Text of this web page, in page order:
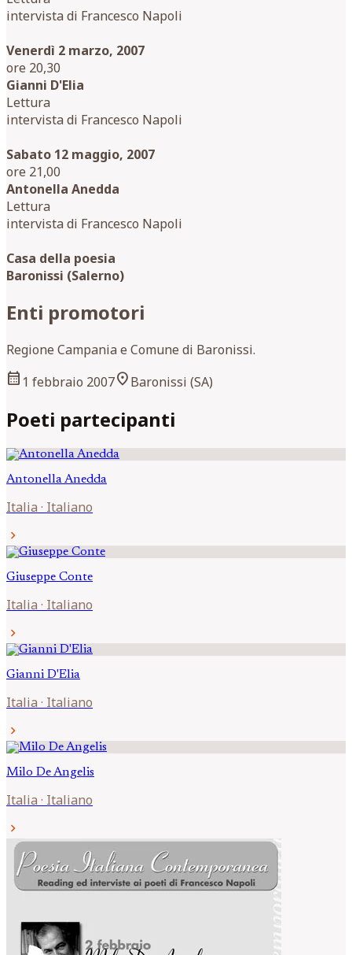
intervista di Francesco Napoli
Venerdì 2 marzo, 2007
ore 20,30
Gianni D'Elia
Lettura
intervista di Francesco Napoli
Sabato 12 maggio, 2007
ore 21,00
Antonella Anedda
Lettura
intervista di Francesco Napoli
Casa della poesia
Baronissi (Salerno)
Enti promotori
Regione Campania e Comune di Baronissi.
calendar_month 1 febbraio 2007location_onBaronissi (SA)
Poeti partecipanti
AntonellaAnedda
Italia · Italiano
chevron_right
Giuseppe Conte
Italia · Italiano
chevron_right
Gianni D'Elia
Italia · Italiano
chevron_right
Milo De Angelis
Italia · Italiano
chevron_right